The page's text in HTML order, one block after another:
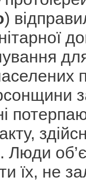
)
Люди
їх, не